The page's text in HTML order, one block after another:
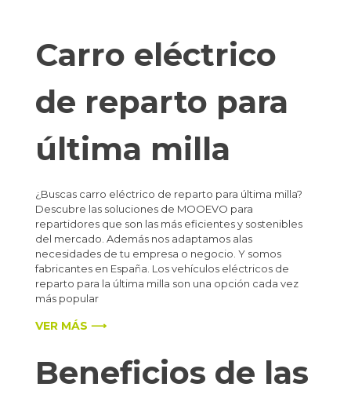
Carro eléctrico
de reparto para
última milla
¿Buscas carro eléctrico de reparto para última milla?
Descubre las soluciones de MOOEVO para
repartidores que son las más eficientes y sostenibles
del mercado. Además nos adaptamos alas
necesidades de tu empresa o negocio. Y somos
fabricantes en España. Los vehículos eléctricos de
reparto para la última milla son una opción cada vez
más popular
VER MÁS ⟶
Beneficios de las